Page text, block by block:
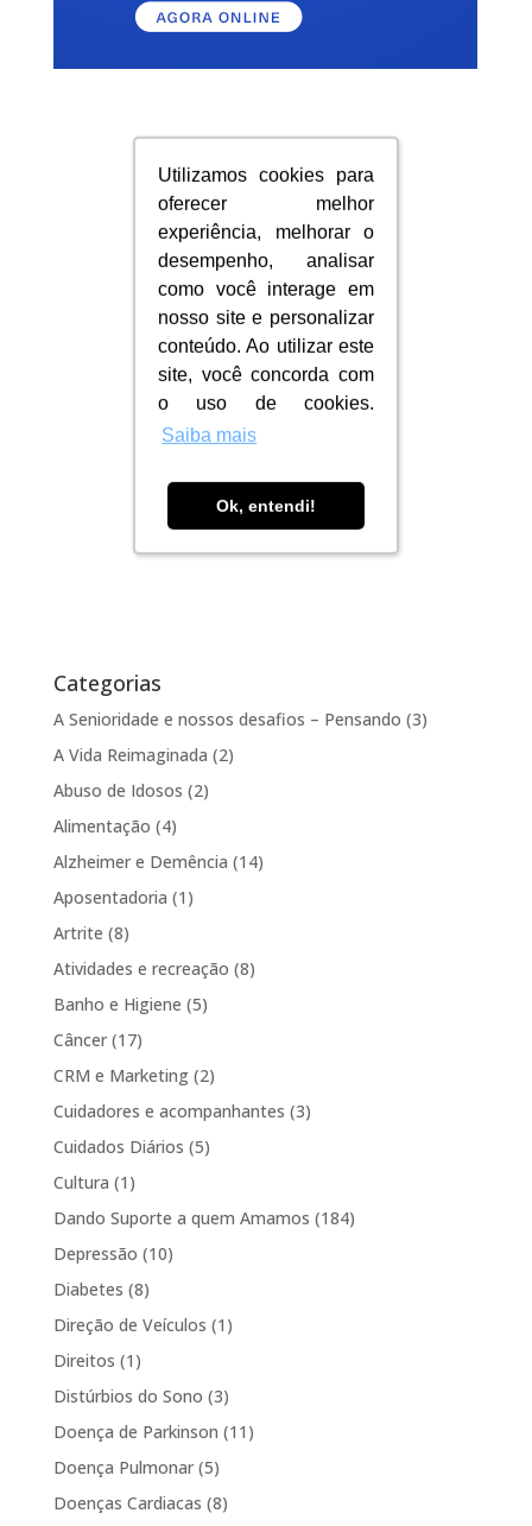
Utilizamos cookies para
oferecer melhor
experiência, melhorar o
desempenho, analisar
como você interage em
nosso site e personalizar
conteúdo. Ao utilizar este
site, você concorda com
o uso de cookies.
Saiba mais
Ok, entendi!
Utilizamos cookies para
oferecer melhor
experiência, melhorar o
desempenho, analisar
como você interage em
nosso site e personalizar
conteúdo. Ao utilizar este
site, você concorda com
o uso de cookies.
Saiba mais
Ok, entendi!
Categorias
A Senioridade e nossos desafios – Pensando (3)
A Vida Reimaginada (2)
Abuso de Idosos (2)
Alimentação (4)
Alzheimer e Demência (14)
Aposentadoria (1)
Artrite (8)
Atividades e recreação (8)
Banho e Higiene (5)
Câncer(17)
CRM e Marketing(2)
Cuidadores e acompanhantes (3)
Cuidados Diários (5)
Cultura (1)
Dando Suporte a quem Amamos (184)
Depressão (10)
Diabetes (8)
Direção de Veículos (1)
Direitos (1)
Distúrbios do Sono (3)
Doença de Parkinson (11)
Doença Pulmonar(5)
Doenças Cardiacas (8)